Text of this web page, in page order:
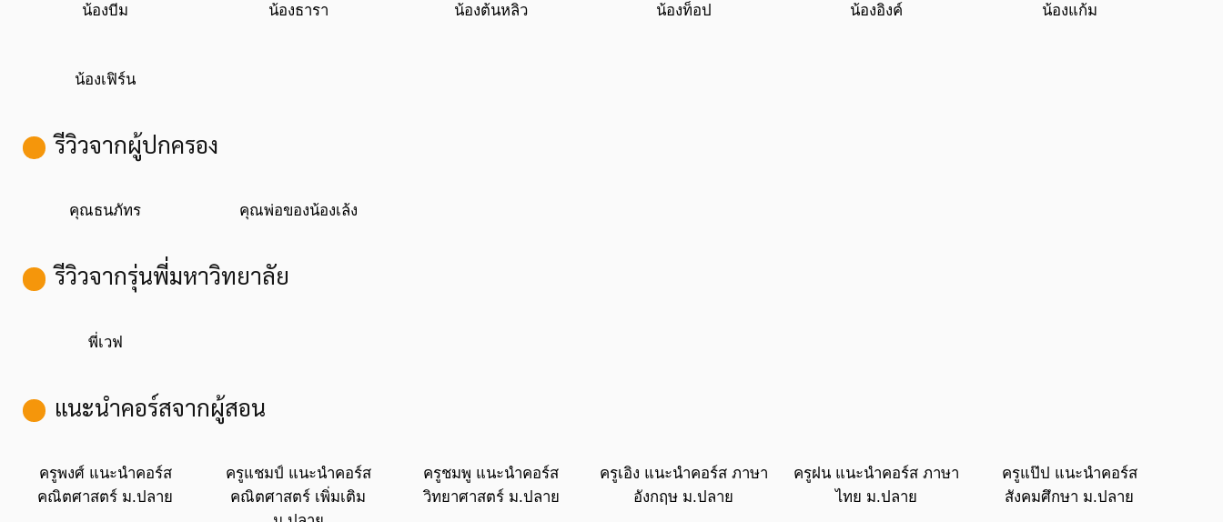
น้องบีม น้องธารา น้องต้นหลิว น้องท็อป น้องอิงค์ น้องแก้ม
น้องเฟิร์น
รีวิวจากผู้ปกครอง
คุณธนภัทร คุณพ่อของน้องเล้ง
รีวิวจากรุ่นพี่มหาวิทยาลัย
พี่เวฟ
แนะนำคอร์สจากผู้สอน
ครูพงศ์ แนะนำคอร์ส
คณิตศาสตร์ ม.ปลาย
ครูแชมป์ แนะนำคอร์ส
คณิตศาสตร์ เพิ่มเติม
ครูชมพู แนะนำคอร์ส
วิทยาศาสตร์ ม.ปลาย
ครูเอิง แนะนำคอร์ส ภาษา
อังกฤษ ม.ปลาย
ครูฝน แนะนำคอร์ส ภาษา
ไทย ม.ปลาย
ครูแป๊ป แนะนำคอร์ส
สังคมศึกษา ม.ปลาย